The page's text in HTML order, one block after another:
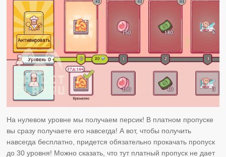
На нулевом уровне мы получаем персик! В платном пропуске
вы сразу получаете его навсегда! А вот, чтобы получить
навсегда бесплатно, придется обязательно прокачать пропуск
до 30 уровня! Можно сказать, что тут платный пропуск не дает